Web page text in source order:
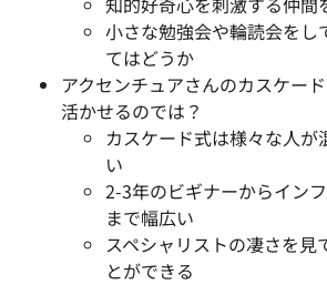
小さな勉強会や輪読会をし
てはどうか
アクセンチュアさんのカスケー
活かせるのでは？
カスケード式は様々な人が
い
2-3年のビギナーからイン
まで幅広い
スペシャリストの凄さを見
とができる